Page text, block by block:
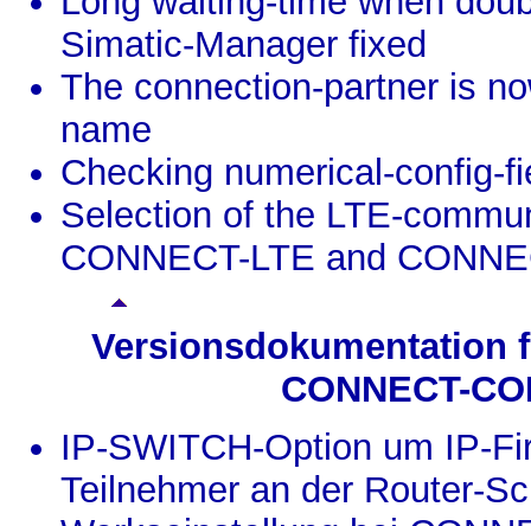
Simatic-Manager fixed
The connection-partner is
name
Checking numerical-config-
Selection of the LTE-
CONNECT-LTE and
Versionsdokumentation
CONNECT-
IP-SWITCH-Option um IP-
Teilnehmer an der Router-